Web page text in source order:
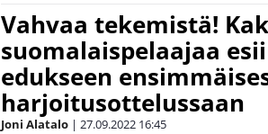
Vahvaa tekemistä!
suomalaispelaajaa
edukseen
harjoitusottelussaan
Joni Alatalo | 27.09.2022 16:45